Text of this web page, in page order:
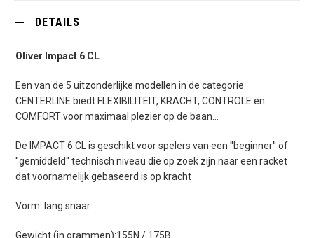
DETAILS
Oliver Impact 6 CL
Een van de 5 uitzonderlijke modellen in de categorie
CENTERLINE biedt FLEXIBILITEIT, KRACHT, CONTROLE en
COMFORT voor maximaal plezier op de baan...
De IMPACT 6 CL is geschikt voor spelers van een ''beginner'' of
''gemiddeld'' technisch niveau die op zoek zijn naar een racket
dat voornamelijk gebaseerd is op kracht
Vorm: lang snaar
Gewicht (in grammen):155N / 175B